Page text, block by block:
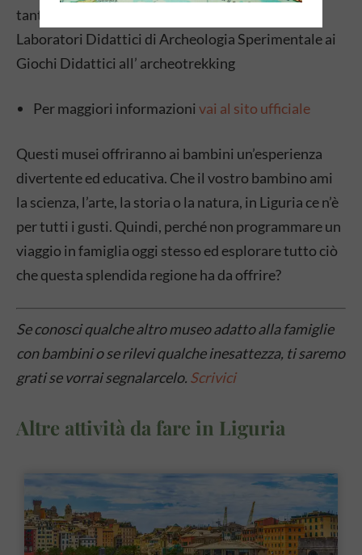
tantissime iniziative per i bambini e ragazzi, dai
Laboratori Didattici di Archeologia Sperimentale ai
Giochi Didattici all’ archeotrekking
Per maggiori informazioni vai al sito ufficiale
Questi musei offriranno ai bambini un’esperienza
divertente ed educativa. Che il vostro bambino ami
la scienza, l’arte, la storia o la natura, in Liguria ce n’è
per tutti i gusti. Quindi, perché non programmare un
viaggio in famiglia oggi stesso ed esplorare tutto ciò
che questa splendida regione ha da offrire?
Se conosci qualche altro museo adatto alla famiglie
con bambini o se rilevi qualche inesattezza, ti saremo
grati se vorrai segnalarcelo. Scrivici
Altre attività da fare in Liguria